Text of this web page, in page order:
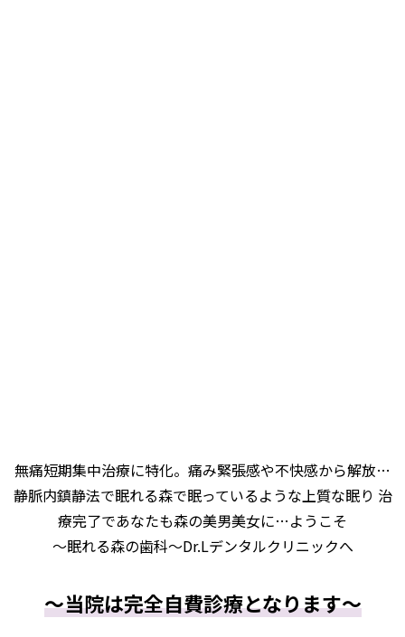
無痛短期集中治療に特化。痛み緊張感や不快感から解放…
静脈内鎮静法で眠れる森で眠っているような上質な眠り 治
療完了であなたも森の美男美女に…ようこそ
〜眠れる森の歯科〜Dr.Lデンタルクリニックへ
～当院は完全自費診療となります～